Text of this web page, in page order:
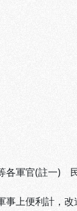
各軍官(註一)
事上便利計，